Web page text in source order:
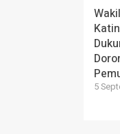
2 hari
5